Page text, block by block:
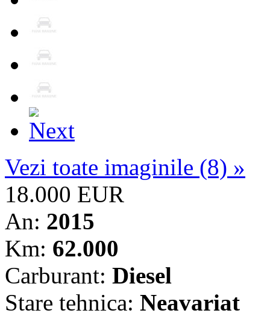
Vezi toate imaginile (8) »
18.000 EUR
An: 2015
Km: 62.000
Carburant: Diesel
Stare tehnica: Neavariat